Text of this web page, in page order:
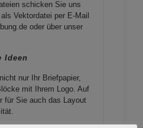
schicken Sie uns
Vektordatei per E-Mail
oder über unser
Ideen
nur Ihr Briefpapier,
mit Ihrem Logo. Auf
für Sie auch das Layout